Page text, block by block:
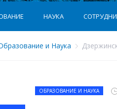
НАУКА
и Наука
ОБРАЗОВАНИЕ И НАУКА